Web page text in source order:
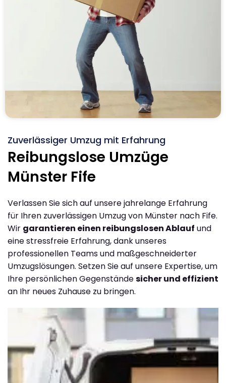
Zuverlässiger Umzug mit Erfahrung
Reibungslose Umzüge
Münster Fife
Verlassen Sie sich auf unsere jahrelange Erfahrung
für Ihren zuverlässigen Umzug von Münster nach Fife.
Wir garantieren einen reibungslosen Ablauf und
eine stressfreie Erfahrung, dank unseres
professionellen Teams und maßgeschneiderter
Umzugslösungen. Setzen Sie auf unsere Expertise, um
Ihre persönlichen Gegenständesicher und effizient
an Ihr neues Zuhause zu bringen.